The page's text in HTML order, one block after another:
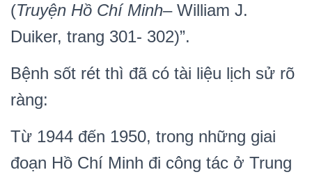
(Truyện Hồ Chí Minh– William J.
Duiker, trang 301- 302)”.
Bệnh sốt rét thì đã có tài liệu lịch sử rõ
ràng:
Từ 1944 đến 1950, trong những giai
đoạn Hồ Chí Minh đi công tác ở Trung